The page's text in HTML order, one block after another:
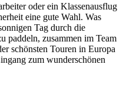
oder ein Klassenausflug
eine gute Wahl. Was
Tag durch die
paddeln, zusammen im Team
schönsten Touren in Europa
zum wunderschönen